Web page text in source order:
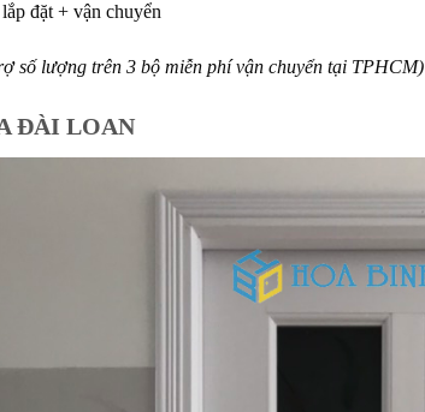
đặt + vận chuyển
số lượng trên 3 bộ miễn phí vận chuyển tại TPHCM)
ĐÀI LOAN